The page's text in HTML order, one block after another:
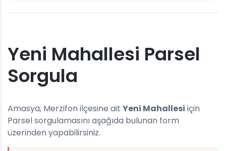
Yeni Mahallesi Parsel
Sorgula
Amasya, Merzifon ilçesine ait Yeni Mahallesi için
Parsel sorgulamasını aşağıda bulunan form
üzerinden yapabilirsiniz.